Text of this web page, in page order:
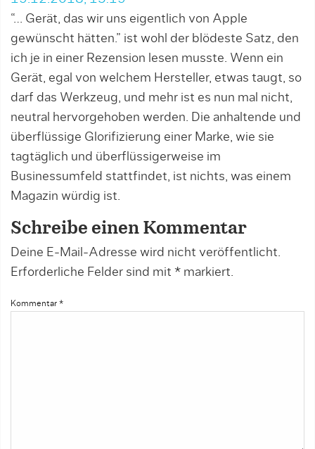
“… Gerät, das wir uns eigentlich von Apple
gewünscht hätten.” ist wohl der blödeste Satz, den
ich je in einer Rezension lesen musste. Wenn ein
Gerät, egal von welchem Hersteller, etwas taugt, so
darf das Werkzeug, und mehr ist es nun mal nicht,
neutral hervorgehoben werden. Die anhaltende und
überflüssige Glorifizierung einer Marke, wie sie
tagtäglich und überflüssigerweise im
Businessumfeld stattfindet, ist nichts, was einem
Magazin würdig ist.
Schreibe einen Kommentar
Deine E-Mail-Adresse wird nicht veröffentlicht.
Erforderliche Felder sind mit * markiert.
Kommentar *